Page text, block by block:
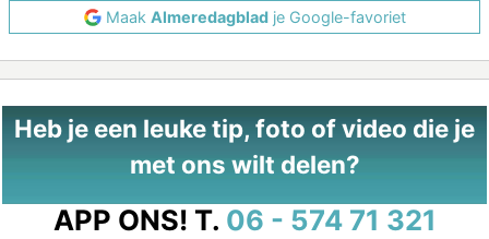
Maak Almeredagbladje Google-favoriet
Heb je een leuke tip, foto of video die je
met ons wilt delen?
APP ONS! T. 06 - 574 71 321